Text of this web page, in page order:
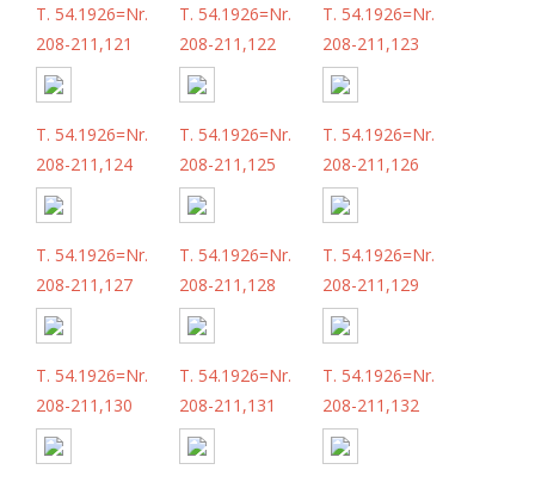
T. 54.1926=Nr.
208-211,121
T. 54.1926=Nr.
208-211,122
T. 54.1926=Nr.
208-211,123
T. 54.1926=Nr.
208-211,124
T. 54.1926=Nr.
208-211,125
T. 54.1926=Nr.
208-211,126
T. 54.1926=Nr.
208-211,127
T. 54.1926=Nr.
208-211,128
T. 54.1926=Nr.
208-211,129
T. 54.1926=Nr.
208-211,130
T. 54.1926=Nr.
208-211,131
T. 54.1926=Nr.
208-211,132